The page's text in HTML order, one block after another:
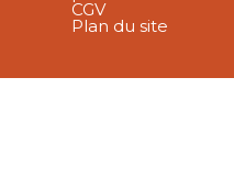
CGV
Plan du site